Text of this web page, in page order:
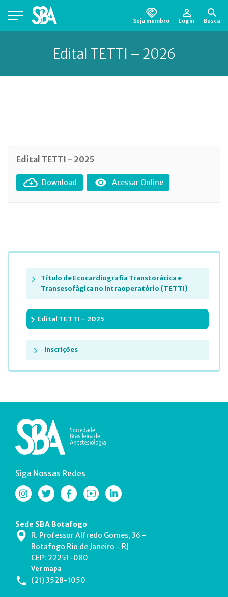
Seja membro Login Busca
para encontrá-lo.Edital TETTI – 2026
Título de Ecocardiografia Transtorácica e
Transesofágica no Intraoperatório (TETTI)
Edital TETTI – 2025
Inscrições
Edital TETTI - 2025
Download Acessar Online
Siga Nossas Redes
Sede SBA Botafogo
R. Professor Alfredo Gomes, 36 -
Botafogo Rio de Janeiro - RJ
CEP: 22251-080
Ver mapa
(21) 3528-1050